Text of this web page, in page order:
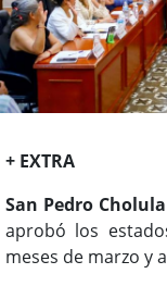
+ EXTRA
San Pedro
aprobó los
meses de marzo y